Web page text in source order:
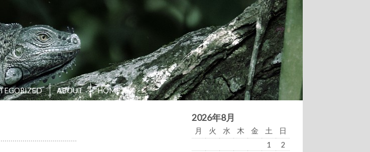
ABOUT HOME
2026年8月
月 火 水 木 金 土
日
1
2